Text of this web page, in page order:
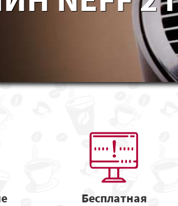
Бесплатная